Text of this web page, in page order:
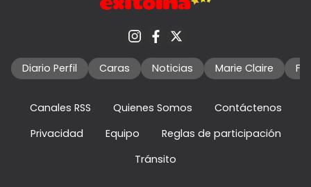
Diario Perfil Caras Noticias Marie Claire
Canales RSS Quienes Somos
Contáctenos
Privacidad
Equipo
Reglas de participación
Tránsito